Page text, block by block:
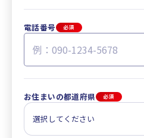
電話番号 必須
お住まいの都道府県 必須